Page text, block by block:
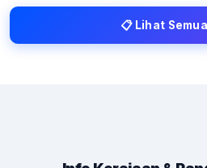
📋 Lihat